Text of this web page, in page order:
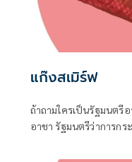
แก๊งสเมิร์ฟ
ถ้าถามใครเป็นรัฐมนตรี
อาชา รัฐมนตรีว่าการก